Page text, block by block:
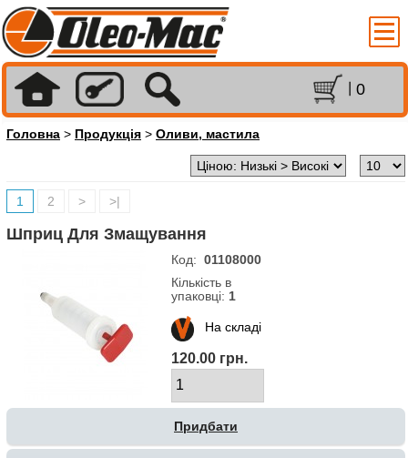
0
Головна > Продукція > Оливи, мастила
1 2 > >|
Шприц Для Змащування
Код: 01108000
Кількість в
упаковці: 1
На складі
120.00 грн.